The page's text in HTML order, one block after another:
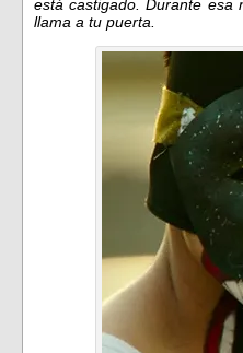
está castigado. Durante esa
llama a tu puerta.